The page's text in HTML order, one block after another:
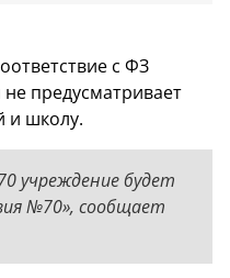
с ФЗ
предусматривает
и школу.
учреждение будет
№70», сообщает